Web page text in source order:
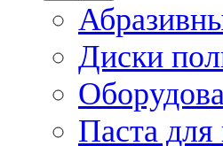
Диски
Паста